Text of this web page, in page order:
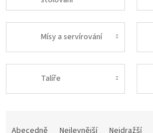
Mísy a servírování
Talíře
Abecedně Nejlevnější Nejdražší